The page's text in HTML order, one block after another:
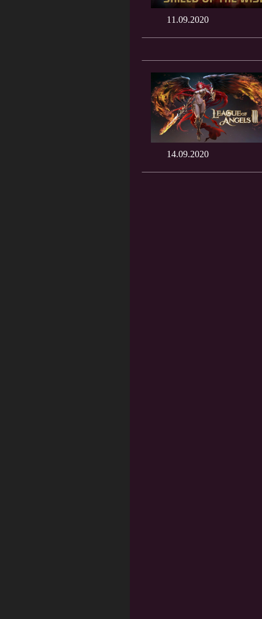
11.09.2020
14.09.2020